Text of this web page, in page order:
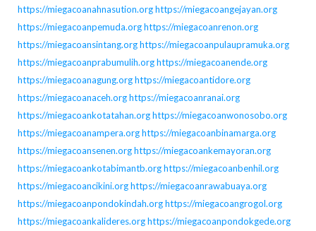
https://miegacoanahnasution.orghttps://miegacoangejayan.org
https://miegacoanpemuda.orghttps://miegacoanrenon.org
https://miegacoansintang.orghttps://miegacoanpulaupramuka.org
https://miegacoanprabumulih.orghttps://miegacoanende.org
https://miegacoanagung.orghttps://miegacoantidore.org
https://miegacoanaceh.orghttps://miegacoanranai.org
https://miegacoankotatahan.orghttps://miegacoanwonosobo.org
https://miegacoanampera.orghttps://miegacoanbinamarga.org
https://miegacoansenen.orghttps://miegacoankemayoran.org
https://miegacoankotabimantb.orghttps://miegacoanbenhil.org
https://miegacoancikini.orghttps://miegacoanrawabuaya.org
https://miegacoanpondokindah.orghttps://miegacoangrogol.org
https://miegacoankalideres.orghttps://miegacoanpondokgede.org